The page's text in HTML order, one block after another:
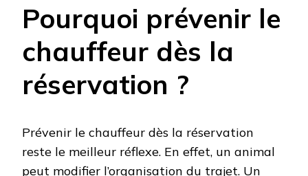
Pourquoi prévenir le
chauffeur dès la
réservation ?
Prévenir le chauffeur dès la réservation
reste le meilleur réflexe. En effet, un animal
peut modifier l’organisation du trajet. Un